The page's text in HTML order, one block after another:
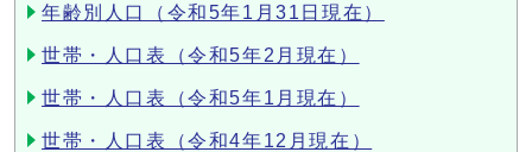
年齢別人口（令和5年1月31日現在）
世帯・人口表（令和5年2月現在）
世帯・人口表（令和5年1月現在）
世帯・人口表（令和4年12月現在）